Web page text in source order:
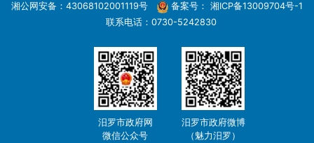
湘公网安备：43068102001119号
备案号： 湘ICP备13009704号-1
联系电话：0730-5242830
汨罗市政府网
微信公众号
汨罗市政府微博
（魅力汨罗）